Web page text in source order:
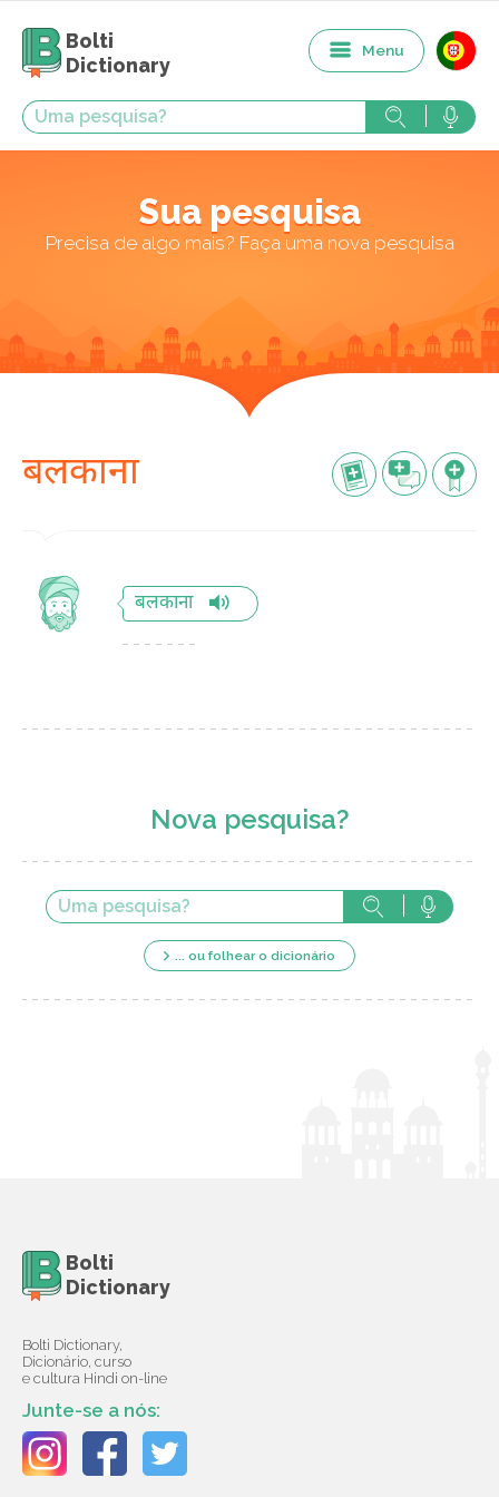
Bolti
Dictionary
Menu
Sua pesquisa
Precisa de algo mais? Faça uma nova pesquisa
बलकाना
बलकाना
Nova pesquisa?
... ou folhear o dicionário
Bolti
Dictionary
Bolti Dictionary,
Dicionário, curso
e cultura Hindi on-line
Junte-se a nós: